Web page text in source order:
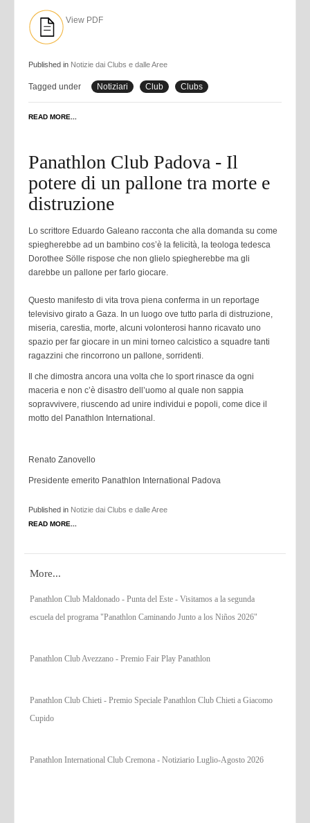
View PDF
Published in Notizie dai Clubs e dalle Aree
Tagged under Notiziari Club Clubs
READ MORE...
Panathlon Club Padova - Il
potere di un pallone tra morte e
distruzione
Lo scrittore Eduardo Galeano racconta che alla domanda su come
spiegherebbe ad un bambino cos’è la felicità, la teologa tedesca
Dorothee Sölle rispose che non glielo spiegherebbe ma gli
darebbe un pallone per farlo giocare.
Questo manifesto di vita trova piena conferma in un reportage
televisivo girato a Gaza. In un luogo ove tutto parla di distruzione,
miseria, carestia, morte, alcuni volonterosi hanno ricavato uno
spazio per far giocare in un mini torneo calcistico a squadre tanti
ragazzini che rincorrono un pallone, sorridenti.
Il che dimostra ancora una volta che lo sport rinasce da ogni
maceria e non c’è disastro dell’uomo al quale non sappia
sopravvivere, riuscendo ad unire individui e popoli, come dice il
motto del Panathlon International.
Renato Zanovello
Presidente emerito Panathlon International Padova
Published in Notizie dai Clubs e dalle Aree
READ MORE...
More...
Panathlon Club Maldonado - Punta del Este - Visitamos a la segunda
escuela del programa "Panathlon Caminando Junto a los Niños 2026"
Panathlon Club Avezzano - Premio Fair Play Panathlon
Panathlon Club Chieti - Premio Speciale Panathlon Club Chieti a Giacomo
Cupido
Panathlon International Club Cremona - Notiziario Luglio-Agosto 2026